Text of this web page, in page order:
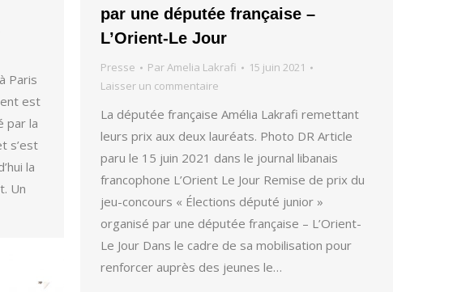
Paris
est
par la
s’est
la
Un
par une députée française –
L’Orient-Le Jour
Presse ParAmelia Lakrafi
15 juin 2021
Laisser un commentaire
La députée française Amélia Lakrafi remettant
leurs prix aux deux lauréats. Photo DR Article
paru le 15 juin 2021 dans le journal libanais
francophone L’Orient Le Jour Remise de prix du
jeu-concours « Élections député junior »
organisé par une députée française – L’Orient-
Le Jour Dans le cadre de sa mobilisation pour
renforcer auprès des jeunes le…